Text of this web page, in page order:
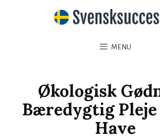
MENU
Økologisk
Bæredygtig
Have